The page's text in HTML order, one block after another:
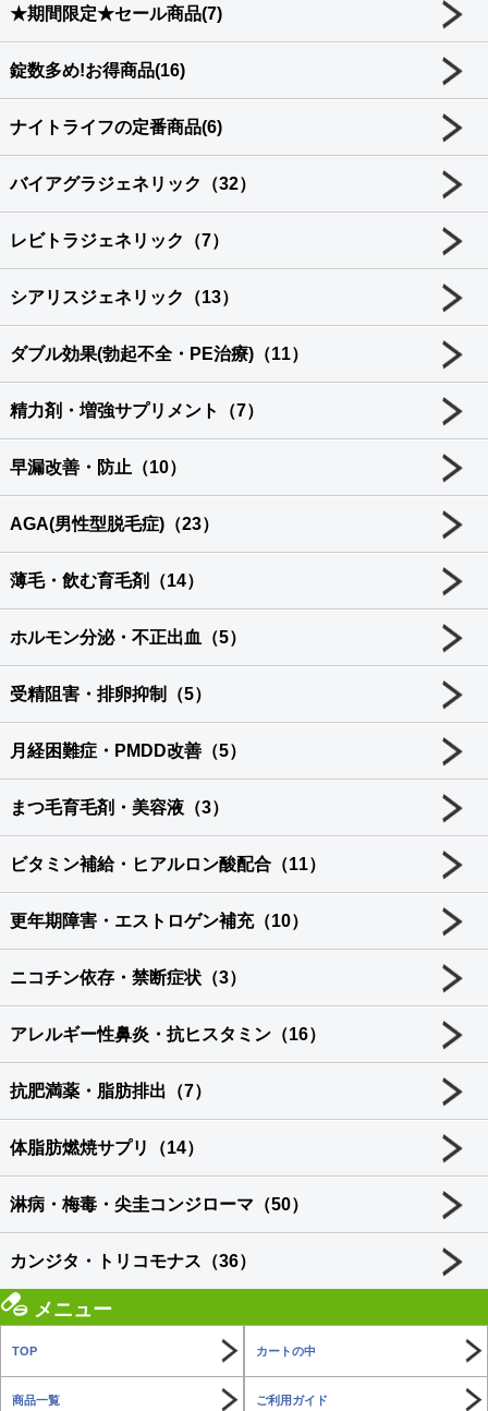
★期間限定★セール商品(7)
錠数多め!お得商品(16)
ナイトライフの定番商品(6)
バイアグラジェネリック（32）
レビトラジェネリック（7）
シアリスジェネリック（13）
ダブル効果(勃起不全・PE治療)（11）
精力剤・増強サプリメント（7）
早漏改善・防止（10）
AGA(男性型脱毛症)（23）
薄毛・飲む育毛剤（14）
ホルモン分泌・不正出血（5）
受精阻害・排卵抑制（5）
月経困難症・PMDD改善（5）
まつ毛育毛剤・美容液（3）
ビタミン補給・ヒアルロン酸配合（11）
更年期障害・エストロゲン補充（10）
ニコチン依存・禁断症状（3）
アレルギー性鼻炎・抗ヒスタミン（16）
抗肥満薬・脂肪排出（7）
体脂肪燃焼サプリ（14）
淋病・梅毒・尖圭コンジローマ（50）
カンジタ・トリコモナス（36）
メニュー
TOP カートの中
商品一覧 ご利用ガイド